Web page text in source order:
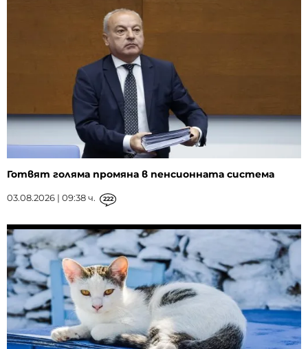
Готвят голяма промяна в пенсионната система
03.08.2026 | 09:38 ч. 222